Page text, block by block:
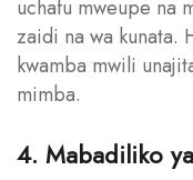
uchafu mweupe na
zaidi na wa kunata.
kwamba mwili
mimba.
4. Mabadiliko